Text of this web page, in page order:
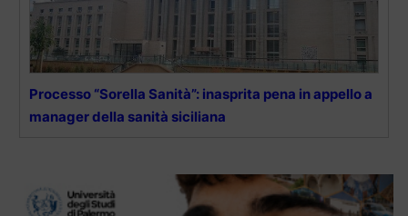
Processo “Sorella Sanità”: inasprita pena in appello a
manager della sanità siciliana